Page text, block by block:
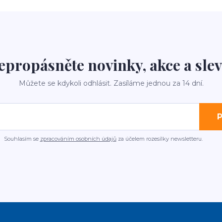
novinky, akce a
Můžete se kdykoli odhlásit. Zasíláme jednou za 14 dní.
Souhlasím se zpracováním osobních údajůza účelem rozesílky newsletteru.